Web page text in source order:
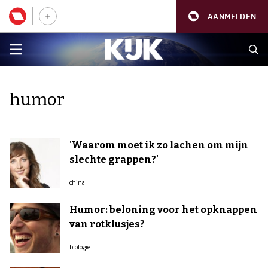
AANMELDEN
humor
'Waarom moet ik zo lachen om mijn
slechte grappen?'
china
Humor: beloning voor het opknappen
van rotklusjes?
biologie